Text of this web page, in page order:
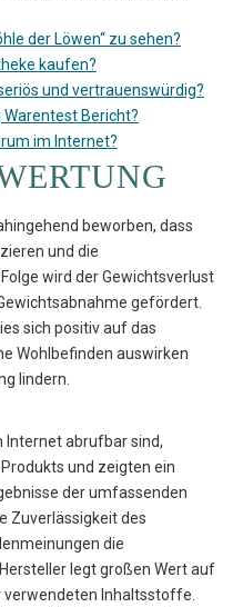
der Löwen“ zu sehen?
kaufen?
und vertrauenswürdig?
Bericht?
im Internet?
beworben, dass
und die
wird der Gewichtsverlust
gefördert.
sich positiv auf das
Wohlbefinden auswirken
lindern.
Internet abrufbar sind,
und zeigten ein
der umfassenden
Zuverlässigkeit des
die
legt großen Wert auf
verwendeten Inhaltsstoffe.